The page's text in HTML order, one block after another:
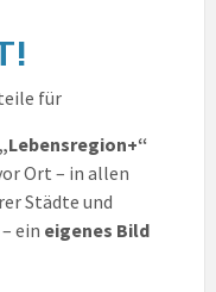
für
Ort – in allen
Städte und
ein eigenes Bild